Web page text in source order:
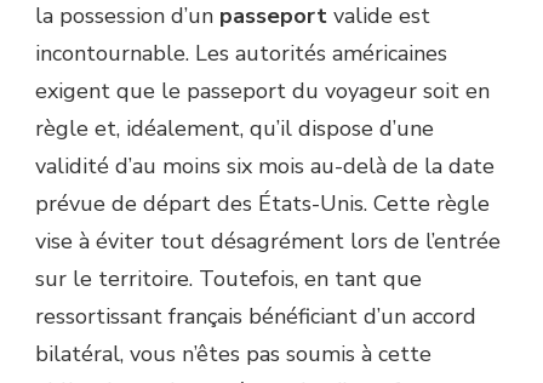
la possession d’un passeport valide est
incontournable. Les autorités américaines
exigent que le passeport du voyageur soit en
règle et, idéalement, qu’il dispose d’une
validité d’au moins six mois au-delà de la date
prévue de départ des États-Unis. Cette règle
vise à éviter tout désagrément lors de l’entrée
sur le territoire. Toutefois, en tant que
ressortissant français bénéficiant d’un accord
bilatéral, vous n’êtes pas soumis à cette